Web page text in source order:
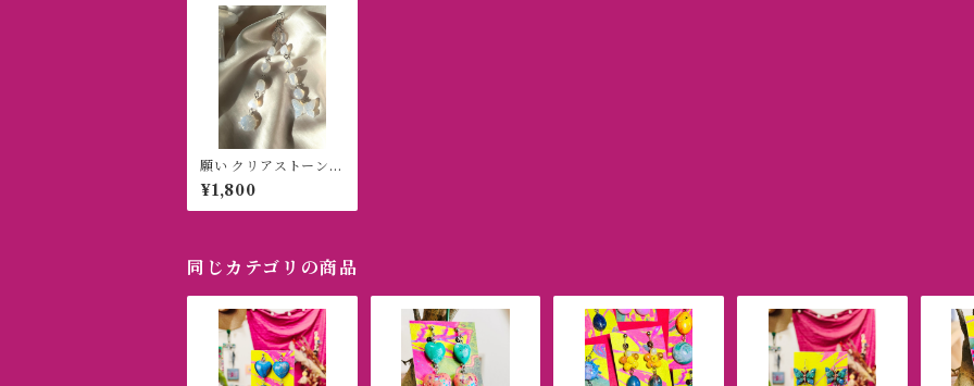
願い クリアストーンピ
アス(イヤリング)
¥1,800
同じカテゴリの商品